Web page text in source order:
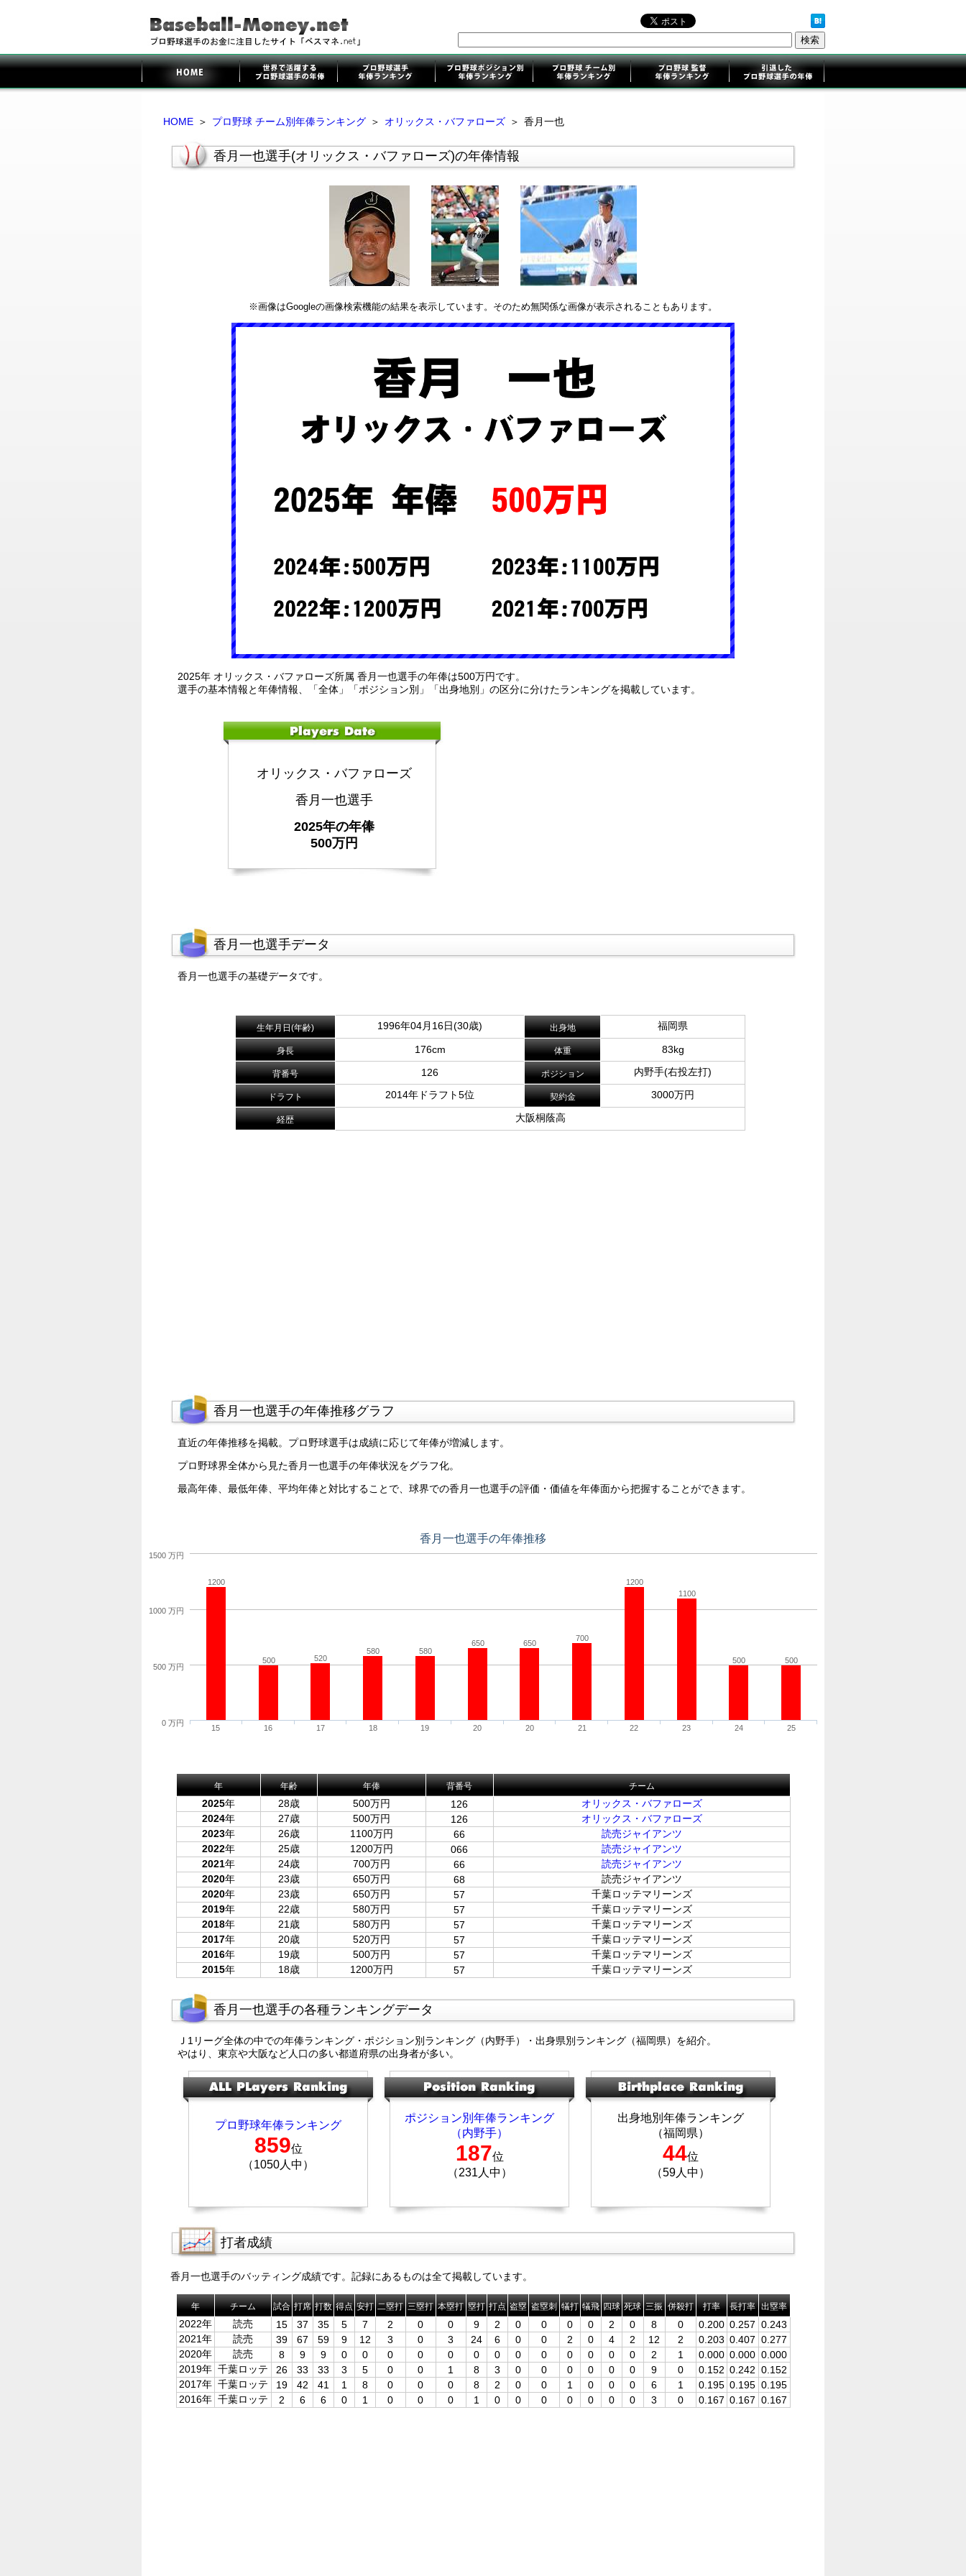
HOME ＞ プロ野球 チーム別年俸ランキング ＞ オリックス・バファローズ ＞ 香月一也
香月一也選手(オリックス・バファローズ)の年俸情報
※画像はGoogleの画像検索機能の結果を表示しています。そのため無関係な画像が表示されることもあります。
2025年 オリックス・バファローズ所属 香月一也選手の年俸は500万円です。
選手の基本情報と年俸情報、「全体」「ポジション別」「出身地別」の区分に分けたランキングを掲載しています。
オリックス・バファローズ
香月一也選手
2025年の年俸
500万円
香月一也選手データ
香月一也選手の基礎データです。
生年月日(年齢) 1996年04月16日(30歳) 出身地 福岡県
身長 176cm 体重 83kg
背番号 126 ポジション 内野手(右投左打)
ドラフト 2014年ドラフト5位 契約金 3000万円
経歴 大阪桐蔭高
香月一也選手の年俸推移グラフ
直近の年俸推移を掲載。プロ野球選手は成績に応じて年俸が増減します。
プロ野球界全体から見た香月一也選手の年俸状況をグラフ化。
最高年俸、最低年俸、平均年俸と対比することで、球界での香月一也選手の評価・価値を年俸面から把握することができます。
香月一也選手の年俸推移
1200
500 520
580 580
650 650
700
1200
1100
500 500
15 16 17 18 19 20 20 21 22 23 24 25
0 万円
500 万円
1000 万円
1500 万円
年 年齢 年俸 背番号 チーム
2025年 28歳 500万円 126
オリックス・バファローズ
2024年 27歳 500万円 126
オリックス・バファローズ
2023年 26歳 1100万円 66
読売ジャイアンツ
2022年 25歳 1200万円 066
読売ジャイアンツ
2021年 24歳 700万円 66
読売ジャイアンツ
2020年 23歳 650万円 68
読売ジャイアンツ
2020年 23歳 650万円 57
千葉ロッテマリーンズ
2019年 22歳 580万円 57
千葉ロッテマリーンズ
2018年 21歳 580万円 57
千葉ロッテマリーンズ
2017年 20歳 520万円 57
千葉ロッテマリーンズ
2016年 19歳 500万円 57
千葉ロッテマリーンズ
2015年 18歳 1200万円 57 千葉ロッテマリーンズ
香月一也選手の各種ランキングデータ
Ｊ1リーグ全体の中での年俸ランキング・ポジション別ランキング（内野手）・出身県別ランキング（福岡県）を紹介。
やはり、東京や大阪など人口の多い都道府県の出身者が多い。
プロ野球年俸ランキング
859位
（1050人中）
ポジション別年俸ランキング
（内野手）
187位
（231人中）
出身地別年俸ランキング
（福岡県）
44位
（59人中）
打者成績
香月一也選手のバッティング成績です。記録にあるものは全て掲載しています。
年 チーム 試合 打席 打数 得点 安打 二塁打 三塁打 本塁打 塁打 打点 盗塁 盗塁刺 犠打 犠飛 四球 死球 三振 併殺打 打率 長打率 出塁率
2022年 読売 15 37 35 5 7 2 0 0 9 2 0 0 0 0 2 0 8 0 0.200 0.257 0.243
2021年
読売 39 67 59 9 12 3 0 3 24 6 0 0 2 0 4 2 12 2 0.203 0.407 0.277
2020年
読売 8 9 9 0 0 0 0 0 0 0 0 0 0 0 0 0 2 1 0.000 0.000 0.000
2019年 千葉ロッテ 26 33 33 3 5 0 0 1 8 3 0 0 0 0 0 0 9 0 0.152 0.242 0.152
2017年 千葉ロッテ 19 42 41 1 8 0 0 0 8 2 0 0 1 0 0 0 6 1 0.195 0.195 0.195
2016年 千葉ロッテ 2 6 6 0 1 0 0 0 1 0 0 0 0 0 0 0 3 0 0.167 0.167 0.167